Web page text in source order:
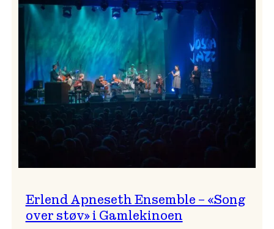
–
eit
lydrom
av
havet,
sommar
og
nostalgi
Erlend Apneseth Ensemble – «Song
over støv» i Gamlekinoen